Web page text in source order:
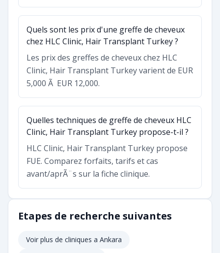
Quels sont les prix d'une greffe de cheveux
chez HLC Clinic, Hair Transplant Turkey ?
Les prix des greffes de cheveux chez HLC
Clinic, Hair Transplant Turkey varient de EUR
5,000 Ã EUR 12,000.
Quelles techniques de greffe de cheveux HLC
Clinic, Hair Transplant Turkey propose-t-il ?
HLC Clinic, Hair Transplant Turkey propose
FUE. Comparez forfaits, tarifs et cas
avant/aprÃ¨s sur la fiche clinique.
Etapes de recherche suivantes
Voir plus de cliniques a Ankara